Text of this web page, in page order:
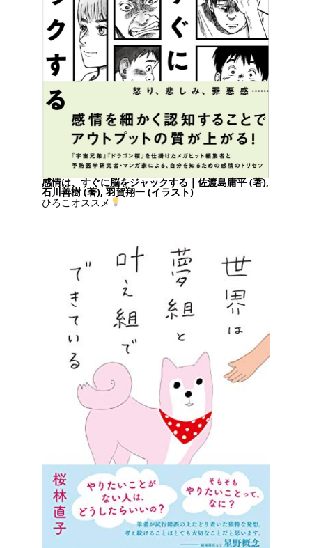
感情は、すぐに脳をジャックする｜佐渡島庸平 (著),
石川善樹 (著), 羽賀翔一 (イラスト)
ひろこオススメ